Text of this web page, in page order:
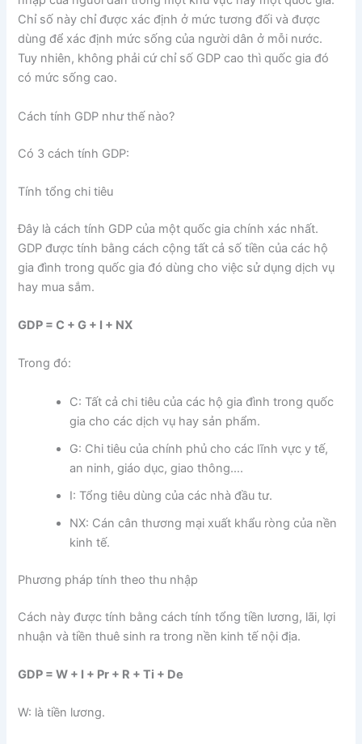
Chỉ số này chỉ được xác định ở mức tương đối và được
dùng để xác định mức sống của người dân ở mỗi nước.
Tuy nhiên, không phải cứ chỉ số GDP cao thì quốc gia đó
có mức sống cao.
Cách tính GDP như thế nào?
Có 3 cách tính GDP:
Tính tổng chi tiêu
Đây là cách tính GDP của một quốc gia chính xác nhất.
GDP được tính bằng cách cộng tất cả số tiền của các hộ
gia đình trong quốc gia đó dùng cho việc sử dụng dịch vụ
hay mua sắm.
GDP = C + G + I + NX
Trong đó:
C: Tất cả chi tiêu của các hộ gia đình trong quốc
gia cho các dịch vụ hay sản phẩm.
G: Chi tiêu của chính phủ cho các lĩnh vực y tế,
an ninh, giáo dục, giao thông….
I: Tổng tiêu dùng của các nhà đầu tư.
NX: Cán cân thương mại xuất khẩu ròng của nền
kinh tế.
Phương pháp tính theo thu nhập
Cách này được tính bằng cách tính tổng tiền lương, lãi, lợi
nhuận và tiền thuê sinh ra trong nền kinh tế nội địa.
GDP = W + I + Pr + R + Ti + De
W: là tiền lương.